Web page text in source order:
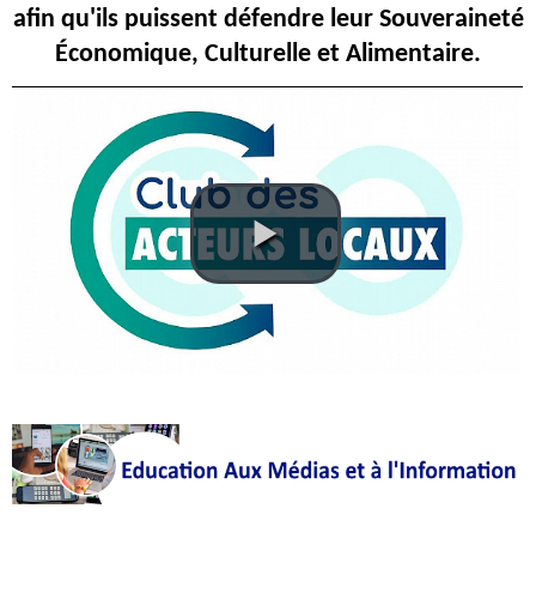
afin qu'ils puissent défendre leur Souveraineté
Économique, Culturelle et Alimentaire.